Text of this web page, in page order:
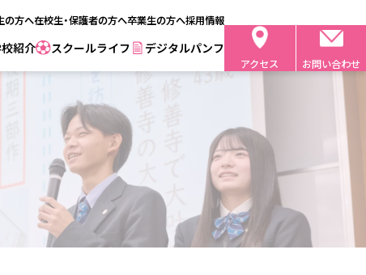
の方へ在校生・保護者の方へ卒業生の方へ採用情報
紹介 スクールライフ デジタルパンフ
アクセス お問い合わせ